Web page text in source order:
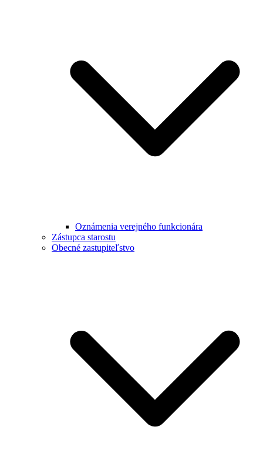
Oznámenia verejného funkcionára
Zástupca starostu
Obecné zastupiteľstvo